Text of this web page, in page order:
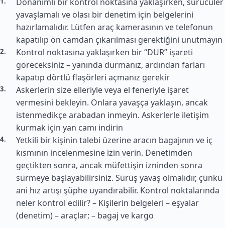
yavaşlamalı ve olası bir denetim için belgelerini
hazırlamalıdır. Lütfen araç kamerasının ve telefonun
kapatılıp ön camdan çıkarılması gerektiğini unutmayın
Kontrol noktasına yaklaşırken bir “DUR” işareti
göreceksiniz – yanında durmanız, ardından farları
kapatıp dörtlü flaşörleri açmanız gerekir
Askerlerin size elleriyle veya el feneriyle işaret
vermesini bekleyin. Onlara yavaşça yaklaşın, ancak
istenmedikçe arabadan inmeyin. Askerlerle iletişim
kurmak için yan camı indirin
Yetkili bir kişinin talebi üzerine aracın bagajının ve iç
kısmının incelenmesine izin verin. Denetimden
geçtikten sonra, ancak müfettişin izninden sonra
sürmeye başlayabilirsiniz. Sürüş yavaş olmalıdır, çünkü
ani hız artışı şüphe uyandırabilir. Kontrol noktalarında
neler kontrol edilir? – Kişilerin belgeleri – eşyalar
(denetim) – araçlar; – bagaj ve kargo